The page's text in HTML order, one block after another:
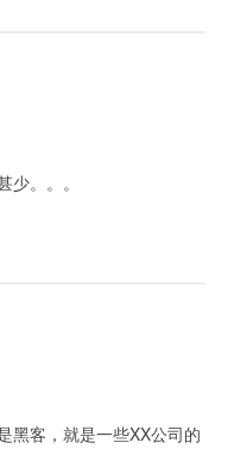
。。。
黑客，就是一些XX公司的